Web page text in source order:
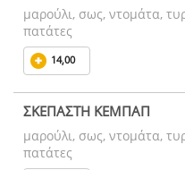
μαρούλι, σως, ντομάτα,
πατάτες
14,00
ΣΚΕΠΑΣΤΗ ΚΕΜΠΑΠ
μαρούλι, σως, ντομάτα,
πατάτες